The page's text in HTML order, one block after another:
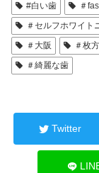
#白い歯 ＃
＃セルフホワイト
＃大阪
＃枚方
＃綺麗な歯
Twitter